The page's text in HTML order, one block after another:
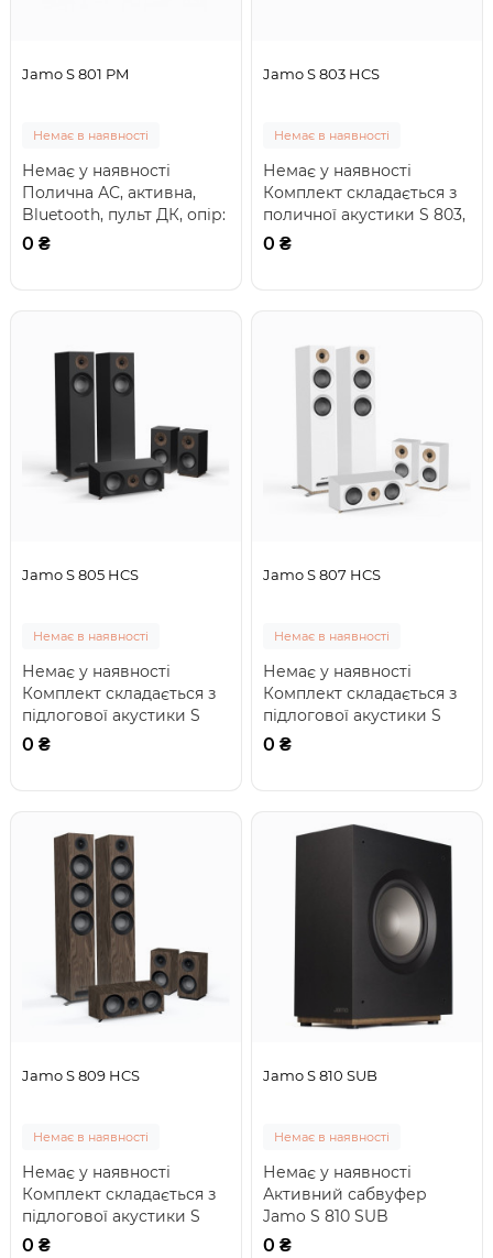
Jamo S 801 PM
Немає в наявності
Немає у наявності
Полична АС, активна,
Bluetooth, пульт ДК, опір:
8 Ом, діапазон частот: 76-
0 ₴
Jamo S 803 HCS
Немає в наявності
Немає у наявності
Комплект складається з
поличної акустики S 803,
тилової акустики Jamo S
0 ₴
Jamo S 805 HCS
Немає в наявності
Немає у наявності
Комплект складається з
підлогової акустики S
805, тилової акустики
0 ₴
Jamo S 807 HCS
Немає в наявності
Немає у наявності
Комплект складається з
підлогової акустики S
807, тилової акустики
0 ₴
Jamo S 809 HCS
Немає в наявності
Немає у наявності
Комплект складається з
підлогової акустики S
809, тилової акустики
0 ₴
Jamo S 810 SUB
Немає в наявності
Немає у наявності
Активний сабвуфер
Jamo S 810 SUB
виготовлений у корпусі
0 ₴